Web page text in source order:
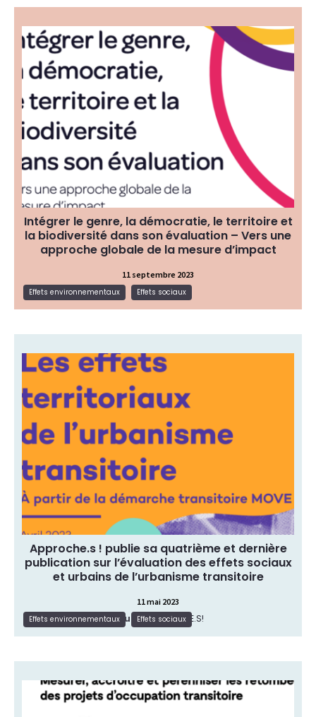
Effets environnementaux Effets sociaux
Intégrer le genre, la démocratie, le territoire et
la biodiversité dans son évaluation – Vers une
approche globale de la mesure d’impact
11 septembre 2023
Le cycle 2023 des petits déjeuners de la mesure
d’impact, organisé par Convergences, l’Avise et
Improve et auquel Commune Mesure a participé,
a permis d’aboutir à un livrable sur la mise en
oeuvre d’une approche globale de la mesure
d’impact. 4 nouvelles dimensions (la prise en
compte du genre, l’impact démocratique,
territorial et sur la […]
Type de ressource:
Guide et outil pour s'évaluer
Thématique:
Effets environnementaux, Effets
sociaux
Lire la suite
Effets environnementaux Effets sociaux
Approche.s ! publie sa quatrième et dernière
publication sur l’évaluation des effets sociaux
et urbains de l’urbanisme transitoire
11 mai 2023
Source:APPROCHE.S!
Cette publication porte un regard plus attentif
aux effets territoriaux des projets transitoires, en
partant de la démarche MOVE portée par
l’aménageur Euroméditerranée. Au-delà de
toutes ses singularités, il est intéressant de
constater combien ce projet est révélateur des
évolutions de l’urbanisme transitoire en France
ces dernières années. Après le temps de
l’émergence, celui de […]
Type de ressource:
Article
Thématique:
Effets environnementaux, Effets
sociaux
Lire la suite
Nos homologues canadiens d’Entremise ont
développé, en collaboration avec des chercheurs